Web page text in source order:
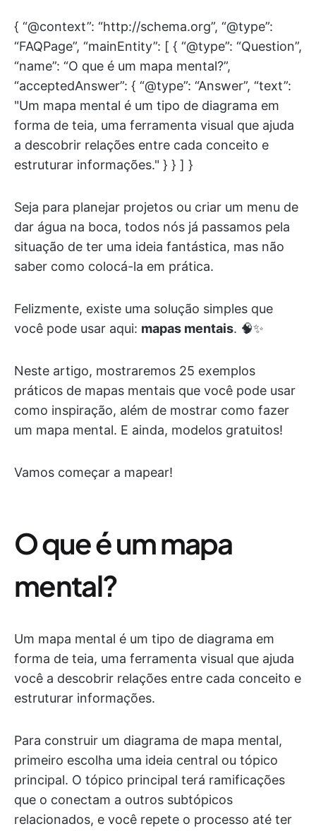
{ “@context”: “http://schema.org”, “@type”:
“FAQPage”, “mainEntity”: [ { “@type”: “Question”,
“name”: “O que é um mapa mental?”,
“acceptedAnswer”: { “@type”: “Answer”, “text”:
"Um mapa mental é um tipo de diagrama em
forma de teia, uma ferramenta visual que ajuda
a descobrir relações entre cada conceito e
estruturar informações." } } ] }
Seja para planejar projetos ou criar um menu de
dar água na boca, todos nós já passamos pela
situação de ter uma ideia fantástica, mas não
saber como colocá-la em prática.
Felizmente, existe uma solução simples que
você pode usar aqui: mapas mentais. 🧠✨
Neste artigo, mostraremos 25 exemplos
práticos de mapas mentais que você pode usar
como inspiração, além de mostrar como fazer
um mapa mental. E ainda, modelos gratuitos!
Vamos começar a mapear!
O que é um mapa
mental?
Um mapa mental é um tipo de diagrama em
forma de teia, uma ferramenta visual que ajuda
você a descobrir relações entre cada conceito e
estruturar informações.
Para construir um diagrama de mapa mental,
primeiro escolha uma ideia central ou tópico
principal. O tópico principal terá ramificações
que o conectam a outros subtópicos
relacionados, e você repete o processo até ter